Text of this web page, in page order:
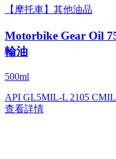
【摩托車】其他油品
Motorbike Gear Oil
輪油
500ml
API GL5MIL-L 2105 C
查看詳情